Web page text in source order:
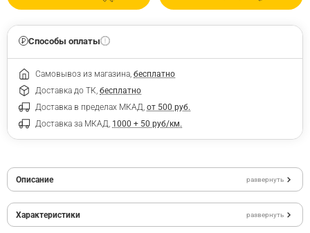
Способы оплаты
Самовывоз из магазина, бесплатно
Доставка до ТК, бесплатно
Доставка в пределах МКАД, от 500 руб.
Доставка за МКАД, 1000 + 50 руб/км.
Описание развернуть
Характеристики развернуть